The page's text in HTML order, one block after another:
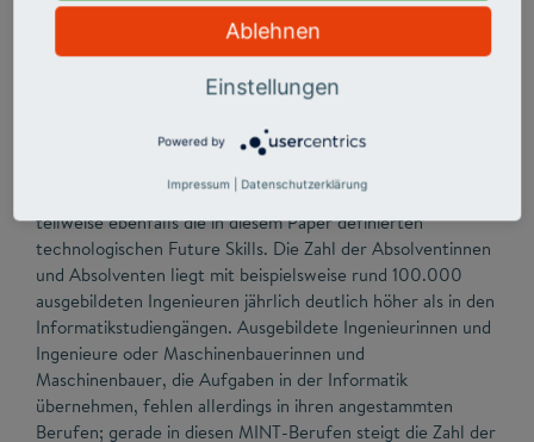
Neben den IT-Studiengängen können auch andere
Maschinenbau einen Beitrag dazu leisten, den für 2026 von
technologischen Kompetenzen zu decken. Sie vermitteln
teilweise ebenfalls die in diesem Paper definierten
technologischen Future Skills. Die Zahl der Absolventinnen
und Absolventen liegt mit beispielsweise rund 100.000
ausgebildeten Ingenieuren jährlich deutlich höher als in den
Informatikstudiengängen. Ausgebildete Ingenieurinnen und
Ingenieure oder Maschinenbauerinnen und
Maschinenbauer, die Aufgaben in der Informatik
übernehmen, fehlen allerdings in ihren angestammten
Berufen; gerade in diesen MINT-Berufen steigt die Zahl der
Ablehnen
Einstellungen
Powered by
Impressum Datenschutzerklärung